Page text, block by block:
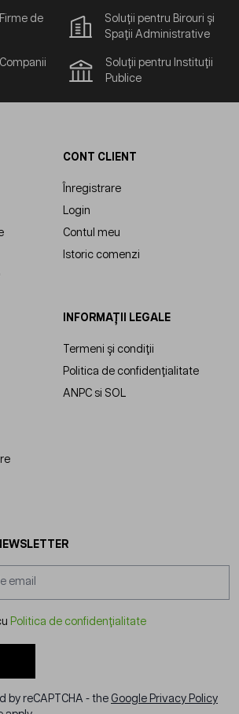
de
Soluții pentru Birouri și
Spații Administrative
Soluții pentru Instituții
Publice
CONT CLIENT
Înregistrare
Login
Contul meu
Istoric comenzi
INFORMAȚII LEGALE
Termeni și condiții
Politica de confidențialitate
ANPC si SOL
Politica de confidențialitate
by reCAPTCHA - the Google Privacy Policy